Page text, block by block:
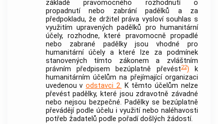
základě pravomocného rozhodnutí o
propadnutí nebo zabrání padělků a za
předpokladu, že držitel práva vysloví souhlas s
využitím upravených padělků pro humanitární
účely, rozhodne, které pravomocně propadlé
nebo zabrané padělky jsou vhodné pro
humanitární účely a které lze za podmínek
stanovených tímto zákonem a zvláštním
právním předpisem bezúplatně převést22) k
humanitárním účelům na přejímající organizaci
uvedenou vodstavci 2. K těmto účelům nelze
převést padělky, které jsou zdravotně závadné
nebo nejsou bezpečné. Padělky se bezúplatně
převádějí podle účelu i využití nebo naléhavosti
potřeb žadatelů podle pořadí došlých žádostí.